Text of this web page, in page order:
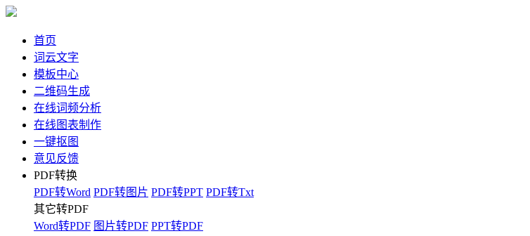
首页
词云文字
模板中心
二维码生成
在线词频分析
在线图表制作
一键抠图
意见反馈
PDF转换
PDF转Word PDF转图片 PDF转PPT PDF转Txt
其它转PDF
Word转PDF 图片转PDF PPT转PDF